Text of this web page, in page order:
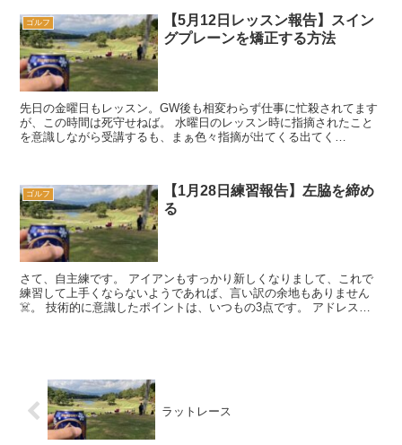
ゴルフ
【5月12日レッスン報告】スイン
グプレーンを矯正する方法
先日の金曜日もレッスン。GW後も相変わらず仕事に忙殺されてます
が、この時間は死守せねば。 水曜日のレッスン時に指摘されたこと
を意識しながら受講するも、まぁ色々指摘が出てくる出てく
ゴルフ
【1月28日練習報告】左脇を締め
る
さて、自主練です。 アイアンもすっかり新しくなりまして、これで
練習して上手くならないようであれば、言い訳の余地もありません
☠️。 技術的に意識したポイントは、いつもの3点です。 アドレスで
ラットレース